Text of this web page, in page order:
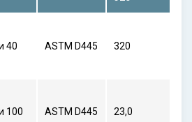
40
ASTM D445 320
100
ASTM D445 23,0